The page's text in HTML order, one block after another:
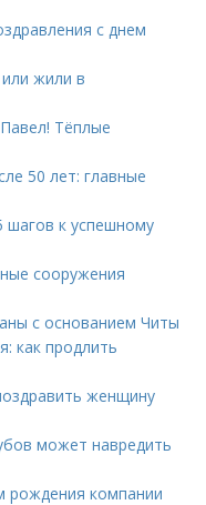
с днем
жили в
Тёплые
50 лет: главные
шагов к успешному
сооружения
с основанием Читы
как продлить
женщину
может навредить
рождения компании